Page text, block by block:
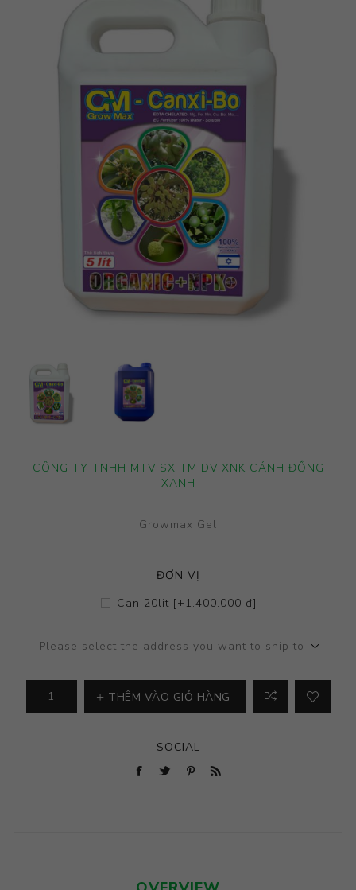
CÔNG TY TNHH MTV SX TM DV XNK CÁNH ĐỒNG
XANH
Growmax Gel
ĐƠN VỊ
Can 20lit [+1.400.000 ₫]
Please select the address you want to ship to
THÊM VÀO GIỎ HÀNG
SOCIAL